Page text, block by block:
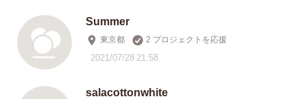
Summer
東京都 2 プロジェクトを応援
2021/07/28 21:58
salacottonwhite